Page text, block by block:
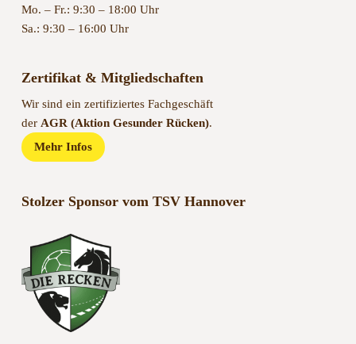
Mo. – Fr.: 9:30 – 18:00 Uhr
Sa.: 9:30 – 16:00 Uhr
Zertifikat & Mitgliedschaften
Wir sind ein zertifiziertes Fachgeschäft
der AGR (Aktion Gesunder Rücken).
Mehr Infos
Stolzer Sponsor vom TSV Hannover